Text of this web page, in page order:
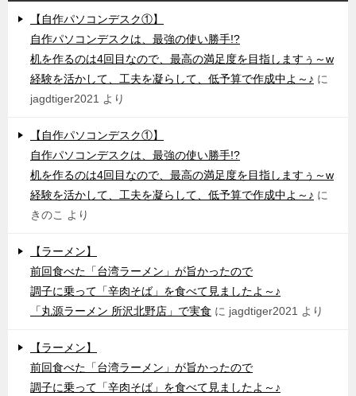
【自作パソコンデスク①】
自作パソコンデスクは、最強の使い勝手!?
机を作るのは4回目なので、最高の満足度を目指しますぅ～w
経験を活かして、工夫を凝らして、低予算で作成中よ～♪ に
jagdtiger2021 より
【自作パソコンデスク①】
自作パソコンデスクは、最強の使い勝手!?
机を作るのは4回目なので、最高の満足度を目指しますぅ～w
経験を活かして、工夫を凝らして、低予算で作成中よ～♪ に
きのこ より
【ラーメン】
前回食べた「台湾ラーメン」が旨かったので
調子に乗って「辛肉そば」を食べて見ましたよ～♪
「丸源ラーメン 所沢北野店」で実食 に jagdtiger2021 より
【ラーメン】
前回食べた「台湾ラーメン」が旨かったので
調子に乗って「辛肉そば」を食べて見ましたよ～♪